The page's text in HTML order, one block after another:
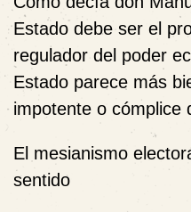
Estado debe ser el
regulador del poder
Estado parece más
impotente o cómplice
El mesianismo
sentido